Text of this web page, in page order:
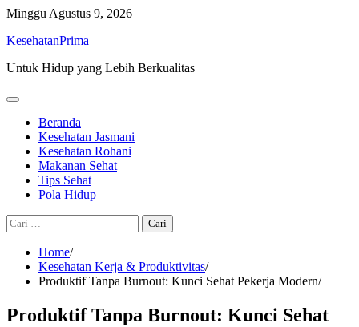
Skip
content
Minggu Agustus 9, 2026
KesehatanPrima
Untuk Hidup yang Lebih Berkualitas
Beranda
Kesehatan Jasmani
Kesehatan Rohani
Makanan Sehat
Tips Sehat
Pola Hidup
Cari
untuk:
Home
Kesehatan Kerja & Produktivitas
Produktif Tanpa Burnout: Kunci Sehat Pekerja Modern
Produktif Tanpa Burnout: Kunci Sehat